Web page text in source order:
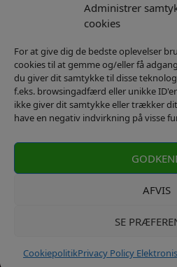
Administrer
cookies
For at give dig de bedste oplevelser
cookies til at gemme og/eller få
du giver dit samtykke til disse
f.eks. browsingadfærd eller unikke
ikke giver dit samtykke eller trækker
have en negativ indvirkning på visse
AFVIS
SE
CookiepolitikPrivacy Policy
Kontakt